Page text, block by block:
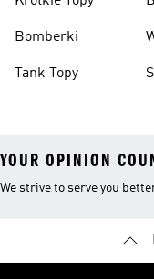
Bomberki
Tank Topy
YOUR OPINION
We strive to serve you